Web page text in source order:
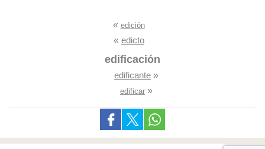
« edición
« edicto
edificación
edificante »
edificar »